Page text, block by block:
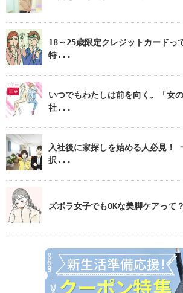
18～25歳限定クレジットカードっ
特...
いつでもわたしは前を向く。「女
社...
入社後に家探しを始める人必見！
択...
ズボラ女子でもOKな美脚ケアって？